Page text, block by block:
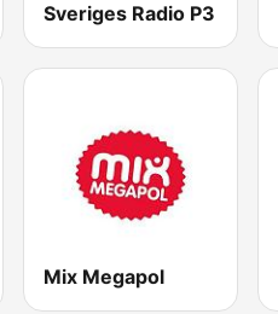
Sveriges Radio P3
Mix Megapol